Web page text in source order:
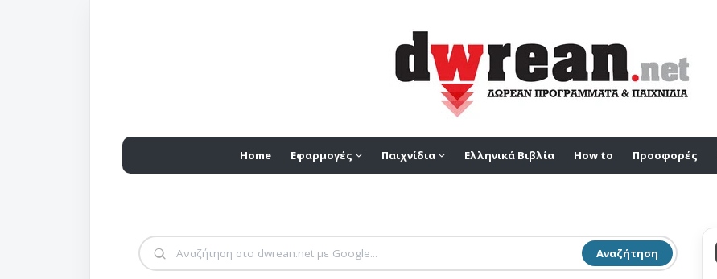
Home Εφαρμογές Παιχνίδια Ελληνικά Βιβλία How to Προσφορές
Αναζήτηση